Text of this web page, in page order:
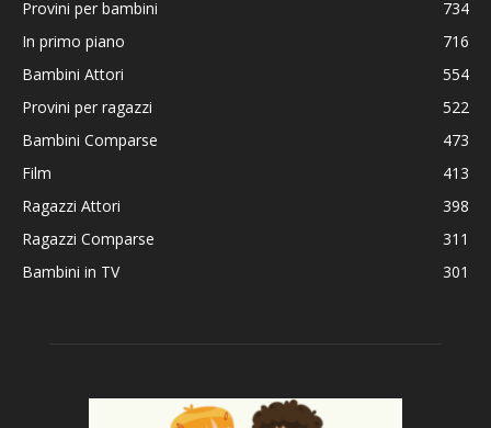
Provini per bambini
734
In primo piano
716
Bambini Attori
554
Provini per ragazzi
522
Bambini Comparse
473
Film
413
Ragazzi Attori
398
Ragazzi Comparse
311
Bambini in TV
301